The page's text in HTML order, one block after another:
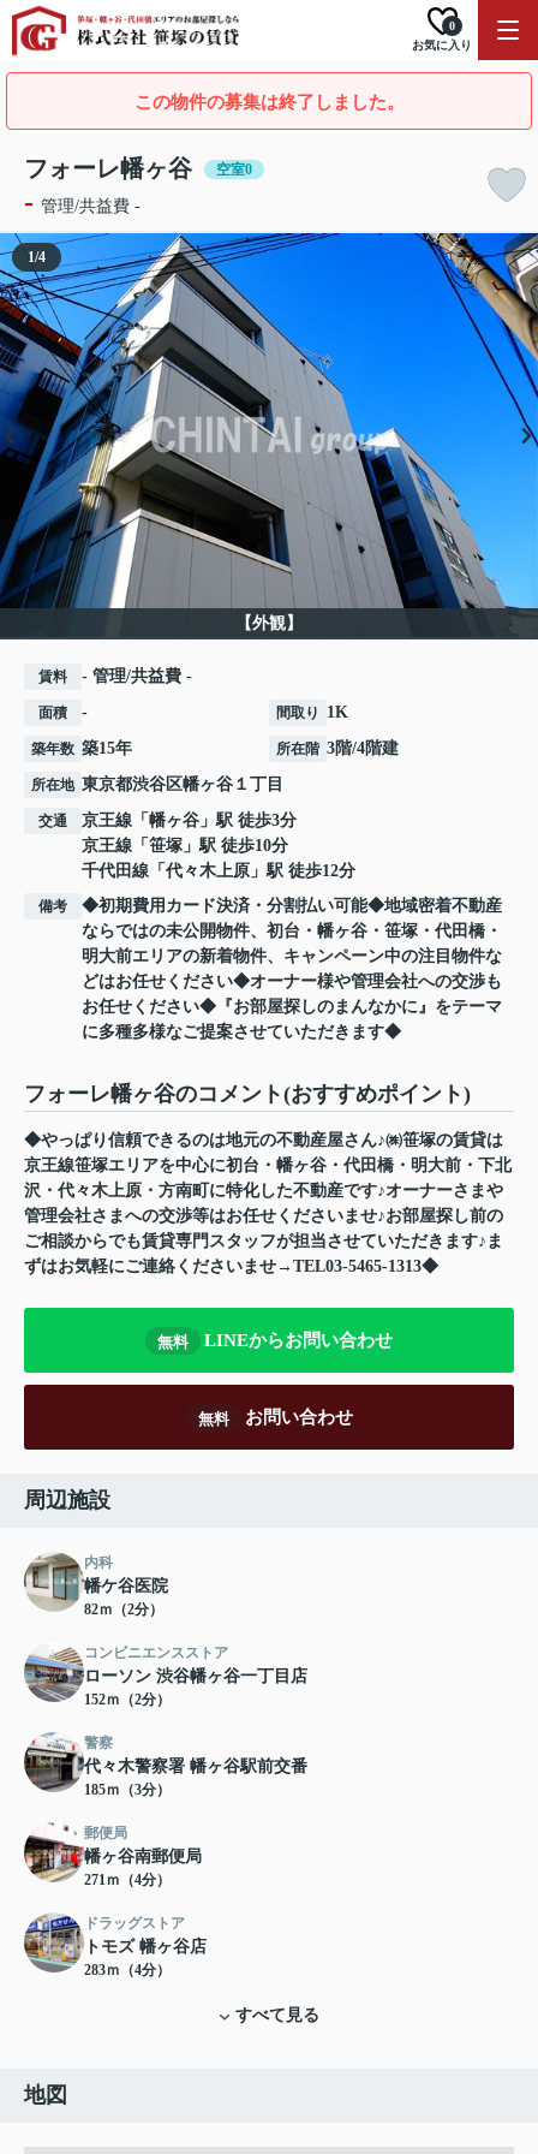
お気に入り
0
この物件の募集は終了しました。
フォーレ幡ヶ谷 空室0
- 管理/共益費 -
【外観】
1/4
賃料 - 管理/共益費 -
面積 - 間取り 1K
築年数 築15年 所在階 3階/4階建
所在地 東京都渋谷区幡ヶ谷 １丁目
交通 京王線 「 幡ヶ谷 」駅 徒歩3分
京王線 「 笹塚 」駅 徒歩10分
千代田線 「 代々木上原 」駅 徒歩12分
備考
◆初期費用カード決済・分割払い可能◆地域密着不動産
ならではの未公開物件、初台・幡ヶ谷・笹塚・代田橋・
明大前エリアの新着物件、キャンペーン中の注目物件な
どはお任せください◆オーナー様や管理会社への交渉も
お任せください◆『お部屋探しのまんなかに』をテーマ
に多種多様なご提案させていただきます◆
フォーレ幡ヶ谷のコメント(おすすめポイント)
◆やっぱり信頼できるのは地元の不動産屋さん♪㈱笹塚の賃貸は
京王線笹塚エリアを中心に初台・幡ヶ谷・代田橋・明大前・下北
沢・代々木上原・方南町に特化した不動産です♪オーナーさまや
管理会社さまへの交渉等はお任せくださいませ♪お部屋探し前の
ご相談からでも賃貸専門スタッフが担当させていただきます♪ま
ずはお気軽にご連絡くださいませ→TEL03-5465-1313◆
無料 LINEからお問い合わせ
無料 お問い合わせ
周辺施設
内科
幡ケ谷医院
82ｍ（2分）
コンビニエンスストア
ローソン 渋谷幡ヶ谷一丁目店
152ｍ（2分）
警察
代々木警察署 幡ヶ谷駅前交番
185ｍ（3分）
郵便局
幡ヶ谷南郵便局
271ｍ（4分）
ドラッグストア
トモズ 幡ヶ谷店
283ｍ（4分）
すべて見る
地図